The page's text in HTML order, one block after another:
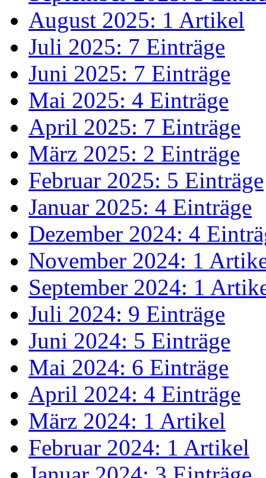
August 2025: 1 Artikel
Juli 2025: 7 Einträge
Juni 2025: 7 Einträge
Mai 2025: 4 Einträge
April 2025: 7 Einträge
März 2025: 2 Einträge
Februar 2025: 5 Einträge
Januar 2025: 4 Einträge
Dezember 2024: 4
November 2024: 1
September 2024: 1
Juli 2024: 9 Einträge
Juni 2024: 5 Einträge
Mai 2024: 6 Einträge
April 2024: 4 Einträge
März 2024: 1 Artikel
Februar 2024: 1 Artikel